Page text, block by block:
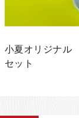
小夏オリジナ
セット